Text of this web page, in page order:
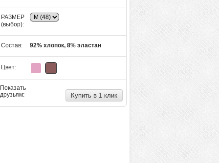
РАЗМЕР
(выбор):
Состав: 92% хлопок, 8% эластан
Цвет:
Показать
друзьям:
Купить в 1 клик